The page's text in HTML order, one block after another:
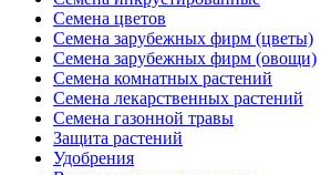
Семена цветов
Семена зарубежных фирм (цветы)
Семена зарубежных фирм (овощи)
Семена комнатных растений
Семена лекарственных растений
Семена газонной травы
Защита растений
Удобрения